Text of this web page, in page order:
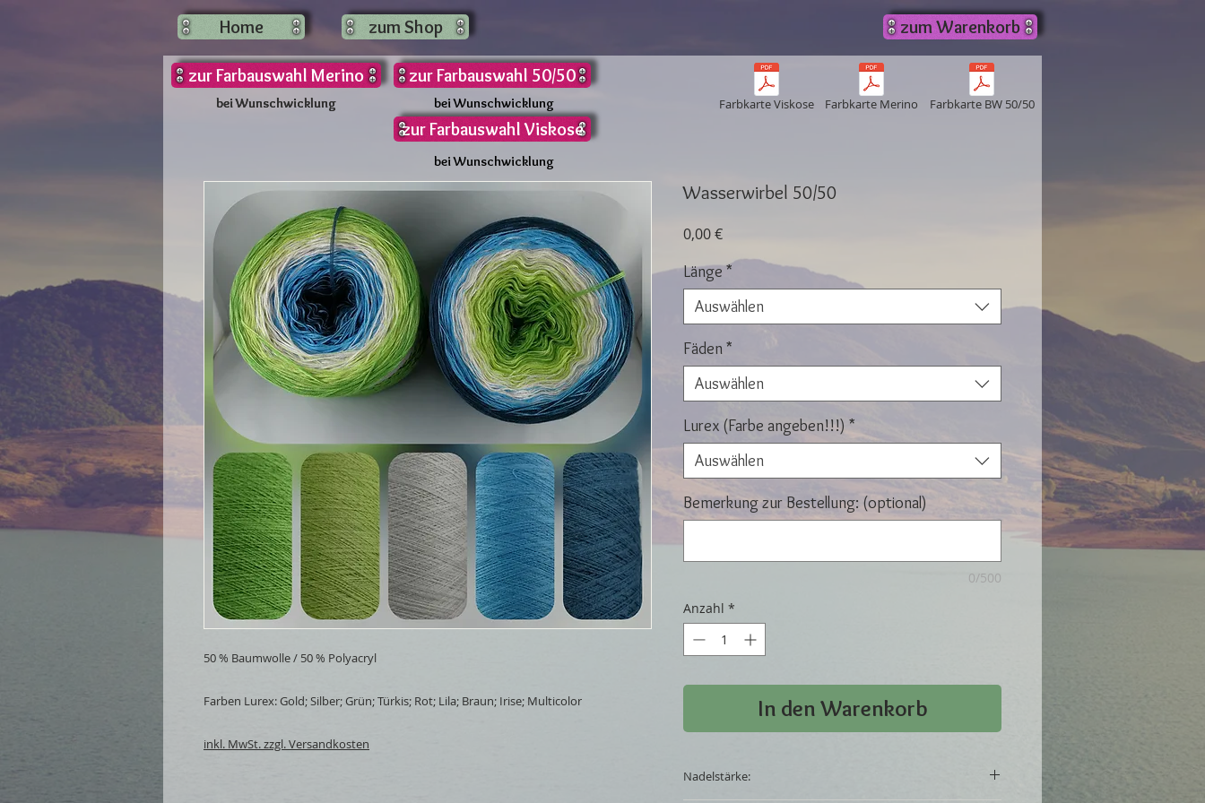
Home zum Shop zum Warenkorb
50 % Baumwolle / 50 % Polyacryl
Farben Lurex: Gold; Silber; Grün; Türkis; Rot; Lila; Braun; Irise; Multicolor
inkl. MwSt. zzgl. Versandkosten
Wasserwirbel 50/50
0,00 €Preis
Länge *
Auswählen
Fäden*
Auswählen
Lurex (Farbe angeben!!!) *
Auswählen
Bemerkung zur Bestellung: (optional)
0/500
Anzahl *
In den Warenkorb
Nadelstärke:
bei Wunschwicklung
bei Wunschwicklung
zur Farbauswahl 50/50
bei Wunschwicklung
zur Farbauswahl Merino
Farbkarte BW 50/50
Farbkarte Merino
Farbkarte Viskose
zur Farbauswahl Viskose
bei Wunschwicklung